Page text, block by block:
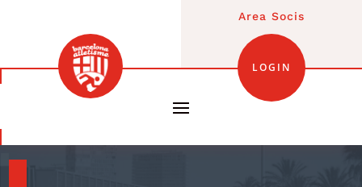
Area Socis
LOGIN